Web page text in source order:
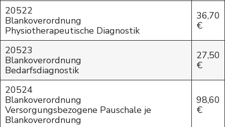
20522
Blankoverordnung
Physiotherapeutische Diagnostik
36,70
€
20523
Blankoverordnung
Bedarfsdiagnostik
27,50
€
20524
Blankoverordnung
Versorgungsbezogene Pauschale je
Blankoverordnung
98,60
€